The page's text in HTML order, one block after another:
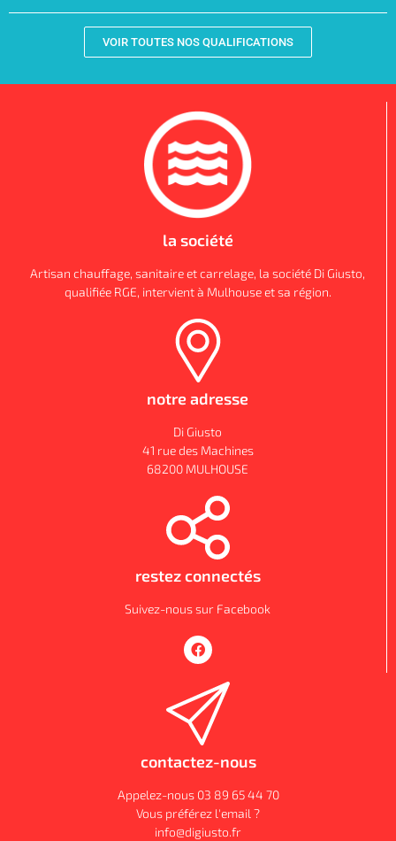
VOIR TOUTES NOS QUALIFICATIONS
la société
Artisan chauffage, sanitaire et carrelage, la société Di Giusto,
qualifiée RGE, intervient à Mulhouse et sa région.
notre adresse
Di Giusto
41 rue des Machines
68200 MULHOUSE
restez connectés
Suivez-nous sur Facebook
contactez-nous
Appelez-nous 03 89 65 44 70
Vous préférez l'email ?
info@digiusto.fr